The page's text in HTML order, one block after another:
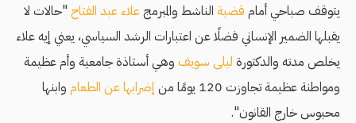
يتوقف صباحي أمام قضية الناشط والمبرمجعلاء عبد الفتاح "حالات لا
يقبلها الضمير الإنساني فضلًا عن اعتبارات الرشد السياسي، يعني إيه علاء
يخلص مدته والدكتورة ليلى سويف وهي أستاذة جامعية وأم عظيمة
ومواطنة عظيمة تجاوزت 120 يومًا من
إضرابها عن الطعام وابنها
محبوس خارج القانون".